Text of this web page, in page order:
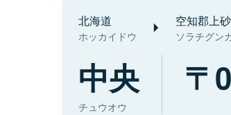
北海道
ホッカイドウ
空知郡上
ソラチグン
中央
チュウオウ